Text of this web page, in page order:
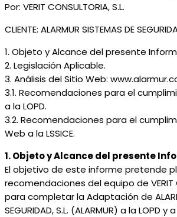
Por: VERIT CONSULTORIA, S.L.
CLIENTE: ALARMUR SISTEMAS DE
1. Objeto y Alcance del presente
2. Legislación Aplicable.
3. Análisis del Sitio Web:
3.1. Recomendaciones para el
a la LOPD.
3.2. Recomendaciones para el
Web a la LSSICE.
1. Objeto y Alcance del presente
El objetivo de este informe pretende
recomendaciones del equipo de VERIT
para completar la Adaptación de
SEGURIDAD, S.L. (ALARMUR) a la LOPD y